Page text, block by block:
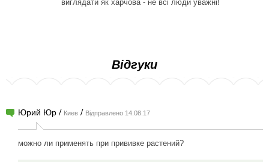
виглядати як харчова - не всі люди уважні!
Відгуки
Юрий Юр / Киев / Відправлено 14.08.17
можно ли применять при прививке растений?